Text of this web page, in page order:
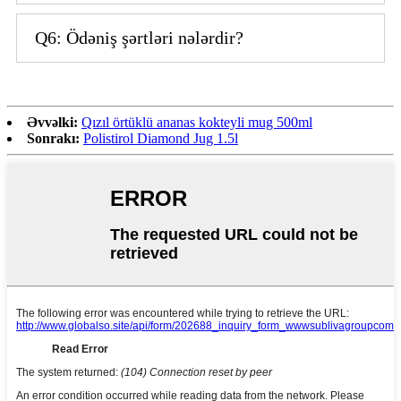
Q6: Ödəniş şərtləri nələrdir?
Əvvəlki: Qızıl örtüklü ananas kokteyli mug 500ml
Sonrakı: Polistirol Diamond Jug 1.5l